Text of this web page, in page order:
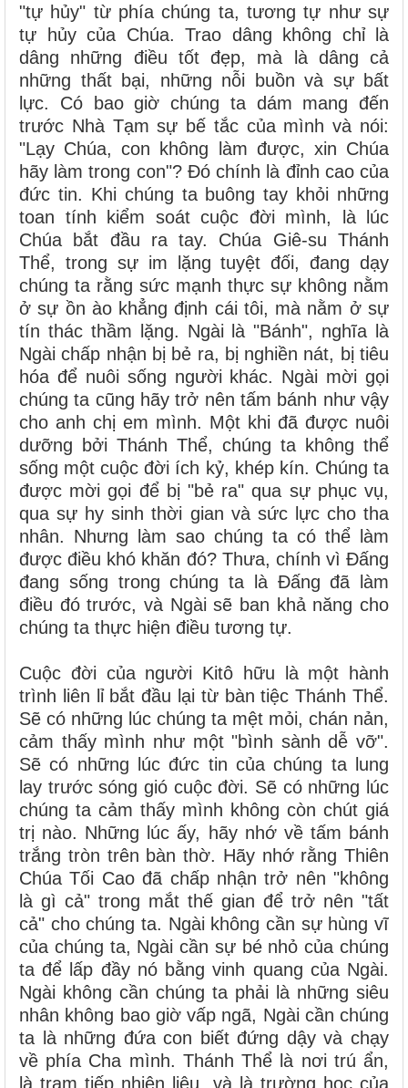
"tự hủy" từ phía chúng ta, tương tự như sự
tự hủy của Chúa. Trao dâng không chỉ là
dâng những điều tốt đẹp, mà là dâng cả
những thất bại, những nỗi buồn và sự bất
lực. Có bao giờ chúng ta dám mang đến
trước Nhà Tạm sự bế tắc của mình và nói:
"Lạy Chúa, con không làm được, xin Chúa
hãy làm trong con"? Đó chính là đỉnh cao của
đức tin. Khi chúng ta buông tay khỏi những
toan tính kiểm soát cuộc đời mình, là lúc
Chúa bắt đầu ra tay. Chúa Giê-su Thánh
Thể, trong sự im lặng tuyệt đối, đang dạy
chúng ta rằng sức mạnh thực sự không nằm
ở sự ồn ào khẳng định cái tôi, mà nằm ở sự
tín thác thầm lặng. Ngài là "Bánh", nghĩa là
Ngài chấp nhận bị bẻ ra, bị nghiền nát, bị tiêu
hóa để nuôi sống người khác. Ngài mời gọi
chúng ta cũng hãy trở nên tấm bánh như vậy
cho anh chị em mình. Một khi đã được nuôi
dưỡng bởi Thánh Thể, chúng ta không thể
sống một cuộc đời ích kỷ, khép kín. Chúng ta
được mời gọi để bị "bẻ ra" qua sự phục vụ,
qua sự hy sinh thời gian và sức lực cho tha
nhân. Nhưng làm sao chúng ta có thể làm
được điều khó khăn đó? Thưa, chính vì Đấng
đang sống trong chúng ta là Đấng đã làm
điều đó trước, và Ngài sẽ ban khả năng cho
chúng ta thực hiện điều tương tự.
Cuộc đời của người Kitô hữu là một hành
trình liên lỉ bắt đầu lại từ bàn tiệc Thánh Thể.
Sẽ có những lúc chúng ta mệt mỏi, chán nản,
cảm thấy mình như một "bình sành dễ vỡ".
Sẽ có những lúc đức tin của chúng ta lung
lay trước sóng gió cuộc đời. Sẽ có những lúc
chúng ta cảm thấy mình không còn chút giá
trị nào. Những lúc ấy, hãy nhớ về tấm bánh
trắng tròn trên bàn thờ. Hãy nhớ rằng Thiên
Chúa Tối Cao đã chấp nhận trở nên "không
là gì cả" trong mắt thế gian để trở nên "tất
cả" cho chúng ta. Ngài không cần sự hùng vĩ
của chúng ta, Ngài cần sự bé nhỏ của chúng
ta để lấp đầy nó bằng vinh quang của Ngài.
Ngài không cần chúng ta phải là những siêu
nhân không bao giờ vấp ngã, Ngài cần chúng
ta là những đứa con biết đứng dậy và chạy
về phía Cha mình. Thánh Thể là nơi trú ẩn,
là trạm tiếp nhiên liệu, và là trường học của